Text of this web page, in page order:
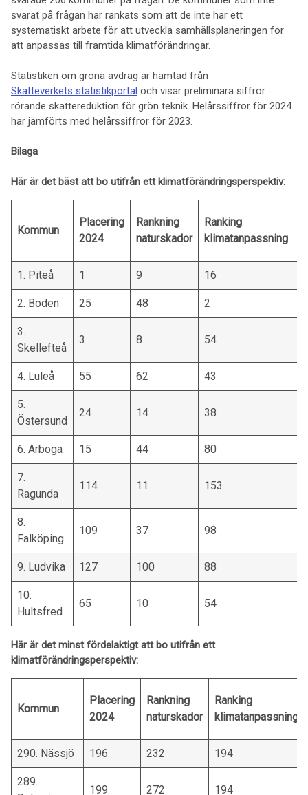
svarat på frågan har rankats som att de inte har ett
systematiskt arbete för att utveckla samhällsplaneringen för
att anpassas till framtida klimatförändringar.
Statistiken om gröna avdrag är hämtad från
Skatteverkets statistikportal och visar preliminära siffror
rörande skattereduktion för grön teknik. Helårssiffror för 2024
har jämförts med helårssiffror för 2023.
Bilaga
Här är det bäst att bo utifrån ett klimatförändringsperspektiv:
Kommun
Placering
2024
Rankning
naturskador
Ranking
klimatanpassning
1. Piteå 1 9 16
2. Boden 25 48 2
3.
Skellefteå
3 8 54
4. Luleå 55 62 43
5.
Östersund
24 14 38
6. Arboga 15 44 80
7.
Ragunda
114 11 153
8.
Falköping
109 37 98
9. Ludvika 127 100 88
10.
Hultsfred
65 10 54
Här är det minst fördelaktigt att bo utifrån ett
klimatförändringsperspektiv:
Kommun
Placering
2024
Rankning
naturskador
Ranking
klimatanpassning
290. Nässjö 196 232 194
289.
199 272 194